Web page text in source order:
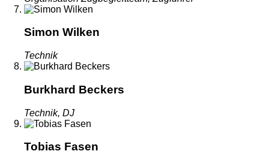
Simon Wilken
Technik
Burkhard Beckers
Technik, DJ
Tobias Fasen